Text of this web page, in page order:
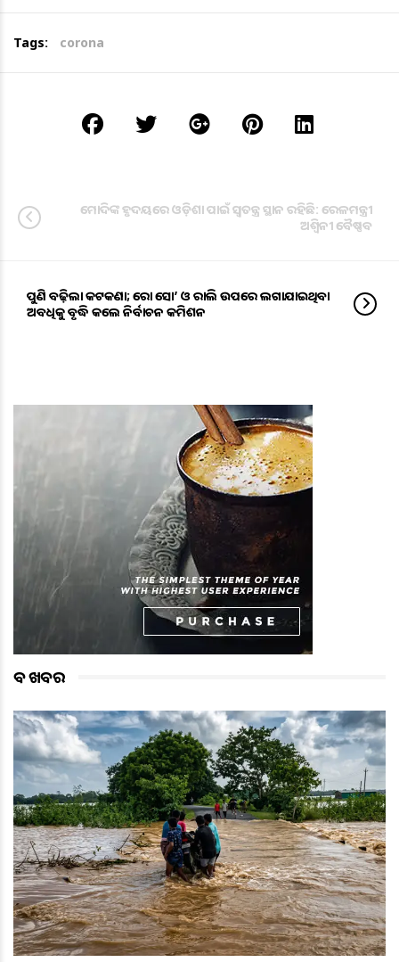
Tags: corona
ମୋଦିଙ୍କ ହୃଦୟରେ ଓଡ଼ିଶା ପାଇଁ ସ୍ୱତନ୍ତ୍ର ସ୍ଥାନ ରହିଛି: ରେଳମନ୍ତ୍ରୀ
ଅଶ୍ୱିନୀ ବୈଷ୍ଣବ
ପୁଣି ବଢ଼ିଲା କଟକଣା; ରୋଡ ସୋ’ ଓ ରାଲି ଉପରେ ଲଗାଯାଇଥିବା
ଅବଧିକୁ ବୃଦ୍ଧି କଲେ ନିର୍ବାଚନ କମିଶନ
ବଡ ଖବର